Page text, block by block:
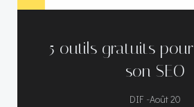
5 outils gratuits
son SEO
DIF -Août 20